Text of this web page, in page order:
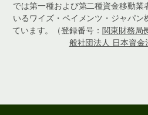
では第一種および第二種資金移動業
いるワイズ・ペイメンツ・ジャパン
ています。（登録番号： 関東財務局
般社団法人 日本資金